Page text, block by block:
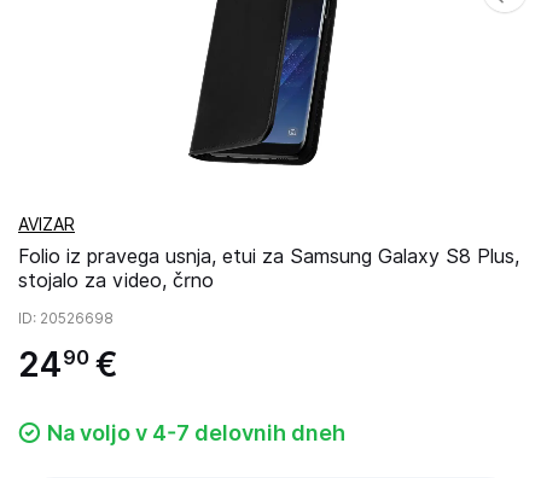
AVIZAR
Folio iz pravega usnja, etui za Samsung Galaxy S8 Plus,
stojalo za video, črno
ID: 20526698
2490 €
Na voljo v 4-7 delovnih dneh